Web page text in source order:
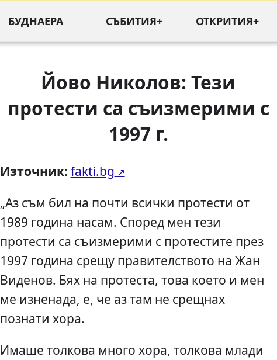
БУДНАЕРА СЪБИТИЯ+ ОТКРИТИЯ+
Йово Николов: Тези
протести са съизмерими с
1997 г.
Източник: fakti.bg
„Аз съм бил на почти всички протести от
1989 година насам. Според мен тези
протести са съизмерими с протестите през
1997 година срещу правителството на Жан
Виденов. Бях на протеста, това което и мен
ме изненада, е, че аз там не срещнах
познати хора.
Имаше толкова много хора, толкова млади